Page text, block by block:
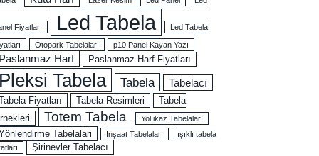
Fiyatları Led Tabela Led Tabela
Otopark Tabelaları p10 Panel Kayan Yazı
Paslanmaz Harf Paslanmaz Harf Fiyatları
Pleksi Tabela Tabela Tabelacı
Fiyatları Tabela Resimleri
Tabela
Totem Tabela Yol ikaz Tabelaları
Tabelalari İnşaat Tabelaları
ışıklı tabela
Şirinevler Tabelacı